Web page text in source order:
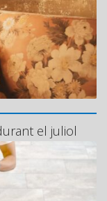
el juliol